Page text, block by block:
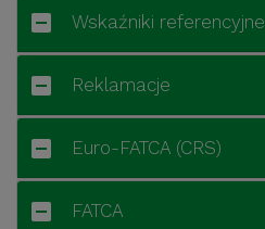
Wskaźniki referencyjne
Reklamacje
Euro-FATCA (CRS)
FATCA